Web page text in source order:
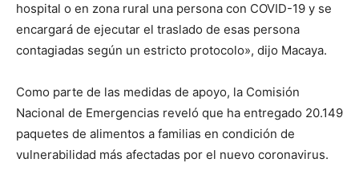
hospital o en zona rural una persona con COVID-19 y se
encargará de ejecutar el traslado de esas persona
contagiadas según un estricto protocolo», dijo Macaya.
Como parte de las medidas de apoyo, la Comisión
Nacional de Emergencias reveló que ha entregado 20.149
paquetes de alimentos a familias en condición de
vulnerabilidad más afectadas por el nuevo coronavirus.